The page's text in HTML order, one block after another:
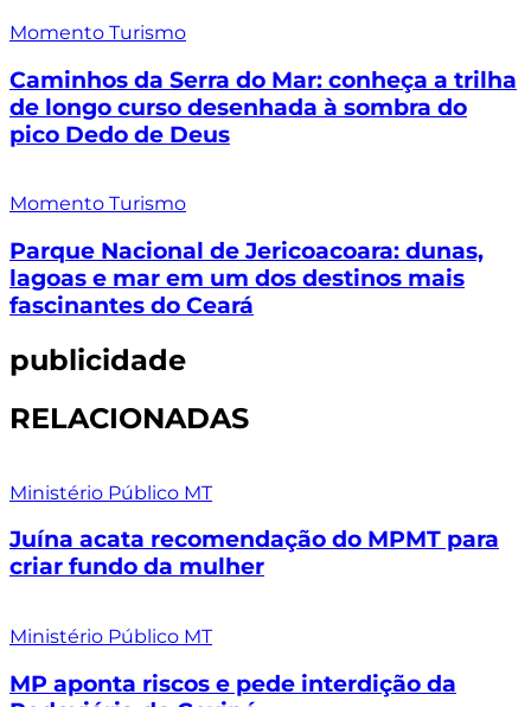
Momento Turismo
Caminhos da Serra do Mar: conheça a trilha
de longo curso desenhada à sombra do
pico Dedo de Deus
Momento Turismo
Parque Nacional de Jericoacoara: dunas,
lagoas e mar em um dos destinos mais
fascinantes do Ceará
publicidade
RELACIONADAS
Ministério Público MT
Juína acata recomendação do MPMT para
criar fundo da mulher
Ministério Público MT
MP aponta riscos e pede interdição da